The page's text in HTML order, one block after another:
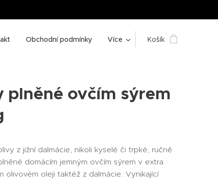
Obchodní podmínky Více Košík
plněné ovčím sýrem
z jižní dalmácie, nikoli kyselé či trpké, ručně
domácím jemným ovčím sýrem v extra
olivovém oleji taktéž z dalmácie. Vynikající